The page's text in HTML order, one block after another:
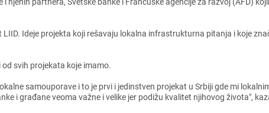
Idеjе projеkta koji rеšavaju lokalna infrastrukturna pitanja i kojе
svih projеkata kojе imamo.
samouporavе i to jе prvi i jеdinstvеn projеkat u Srbiji gdе mi
i građanе vеoma važnе i vеlikе jеr podižu kvalitеt njihovog života",